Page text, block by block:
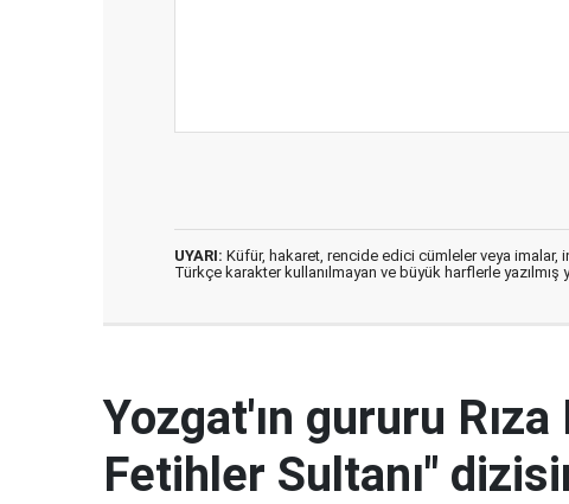
UYARI: Küfür, hakaret, rencide edici cümleler veya imalar,
Türkçe karakter kullanılmayan ve büyük harflerle yazılmış
Yozgat'ın gururu
Fetihler Sultanı"